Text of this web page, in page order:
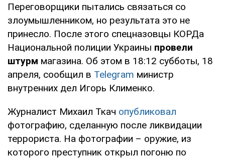
Переговорщики пытались связаться со
злоумышленником, но результата это не
принесло. После этого спецназовцы КОРДа
Национальной полиции Украины провели
штурм магазина. Об этом в 18:12 субботы, 18
апреля, сообщил в Telegram министр
внутренних дел Игорь Клименко.
Журналист Михаил Ткач опубликовал
фотографию, сделанную после ликвидации
террориста. На фотографии – оружие, из
которого преступник открыл погоню по